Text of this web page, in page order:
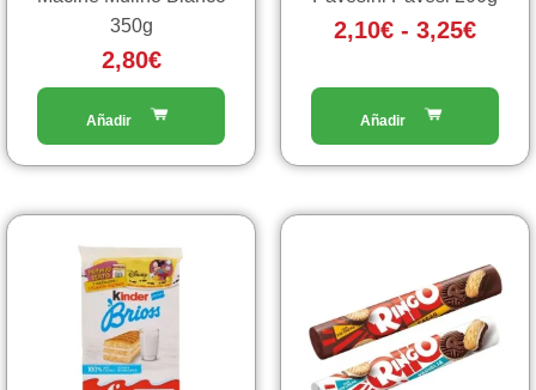
350g
2,80€
2,10€ - 3,25€
pagina
prodotto
varianti.